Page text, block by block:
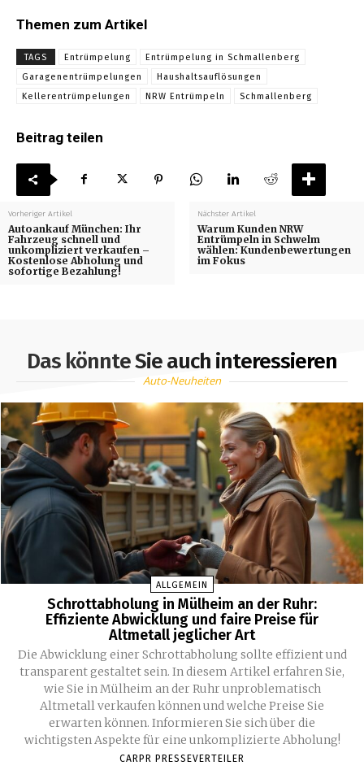
Themen zum Artikel
TAGS Entrümpelung
Entrümpelung in Schmallenberg
Garagenentrümpelungen
Haushaltsauflösungen
Kellerentrümpelungen
NRW Entrümpeln Schmallenberg
Beitrag teilen
Vorheriger Artikel
Autoankauf München: Ihr
Fahrzeug schnell und
unkompliziert verkaufen –
Kostenlose Abholung und
sofortige Bezahlung!
Nächster Artikel
Warum Kunden NRW
Entrümpeln in Schwelm
wählen: Kundenbewertungen
im Fokus
Das könnte Sie auch interessieren
Auto-Neuheiten
ALLGEMEIN
Schrottabholung in Mülheim an der Ruhr:
Effiziente Abwicklung und faire Preise für
Altmetall jeglicher Art
Die Abwicklung einer Schrottabholung sollte effizient und
transparent gestaltet sein. In diesem Artikel erfahren Sie,
wie Sie in Mülheim an der Ruhr unproblematisch
Altmetall verkaufen können und welche Preise Sie
erwarten können. Informieren Sie sich über die
wichtigsten Aspekte für eine unkomplizierte Abholung!
CARPR PRESSEVERTEILER